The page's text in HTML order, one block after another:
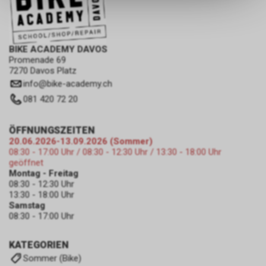
BIKE ACADEMY DAVOS
Promenade 69
7270 Davos Platz
info@bike-academy.ch
081 420 72 20
KATEGORIEN
Sommer (Bike)
ÖFFNUNGSZEITEN
20.06.2026-13.09.2026 (Sommer)
08:30 - 17:00 Uhr / 08:30 - 12:30 Uhr / 13:30 - 18:00 Uhr
geöffnet
Montag - Freitag
08:30 - 12:30 Uhr
13:30 - 18:00 Uhr
Samstag
08:30 - 17:00 Uhr
dass die gespeicherten Daten
keinerlei Rückschlüsse auf Ihre
persönlichen Informationen
zulassen.